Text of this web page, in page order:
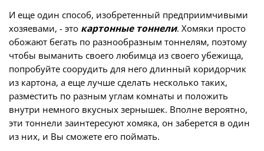
И еще один способ, изобретенный предприимчивыми
хозяевами, - это картонные тоннели. Хомяки просто
обожают бегать по разнообразным тоннелям, поэтому
чтобы выманить своего любимца из своего убежища,
попробуйте соорудить для него длинный коридорчик
из картона, а еще лучше сделать несколько таких,
разместить по разным углам комнаты и положить
внутри немного вкусных зернышек. Вполне вероятно,
эти тоннели заинтересуют хомяка, он заберется в один
из них, и Вы сможете его поймать.